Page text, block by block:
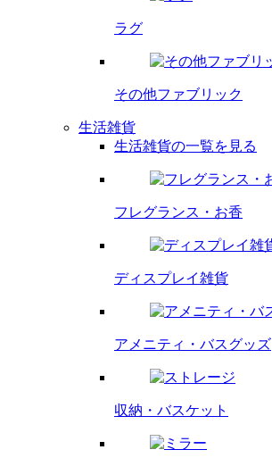
ラグ
その他ファブリック
生活雑貨
生活雑貨の一覧を見る
フレグランス・ お香
ディスプレイ雑貨
アメニティ・ バスグッズ
収納・バスケット